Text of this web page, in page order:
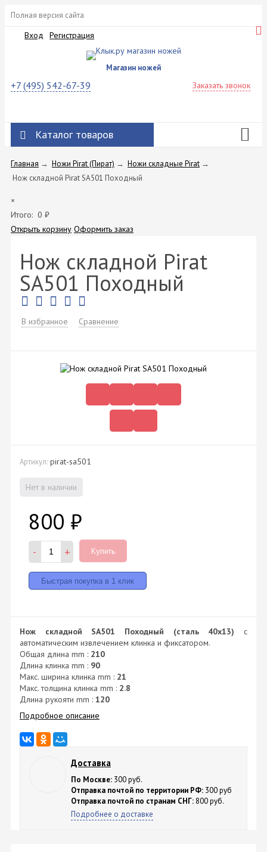
Полная версия сайта
Вход Регистрация
Магазин ножей
+7 (495) 542-67-39 Заказать звонок
Каталог товаров
Главная → Ножи Pirat (Пират) → Ножи складные Pirat →
Нож складной Pirat SA501 Походный
×
Итого: 0 ₽
Открыть корзину Оформить заказ
Нож складной Pirat
SA501 Походный
В избранное Сравнение
Артикул: pirat-sa501
Нет в наличии
800 ₽
- + Купить
Нож складной SA501 Походный (сталь 40х13) с
автоматическим извлечением клинка и фиксатором.
Общая длина mm : 210
Длина клинка mm : 90
Макс. ширина клинка mm : 21
Макс. толщина клинка mm : 2.8
Длина рукояти mm : 120
Подробное описание
Доставка
По Москве: 300 руб.
Отправка почтой по территории РФ: 300 руб
Отправка почтой по странам СНГ: 800 руб.
Подробнее о доставке